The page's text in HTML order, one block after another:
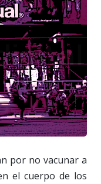
por no vacunar a
el cuerpo de los